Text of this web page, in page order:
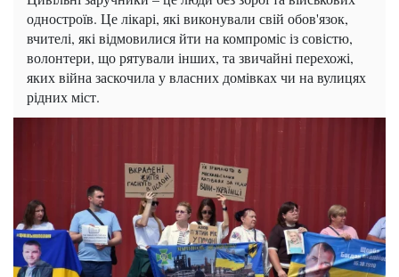
одностроїв. Це лікарі, які виконували свій обов'язок,
вчителі, які відмовилися йти на компроміс із совістю,
волонтери, що рятували інших, та звичайні перехожі,
яких війна заскочила у власних домівках чи на вулицях
рідних міст.